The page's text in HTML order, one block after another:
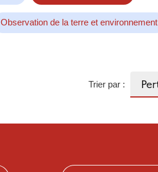
Observation de la terre et environnement
Trier par :